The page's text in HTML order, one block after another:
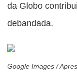
da Globo
debandada.
Google Images /